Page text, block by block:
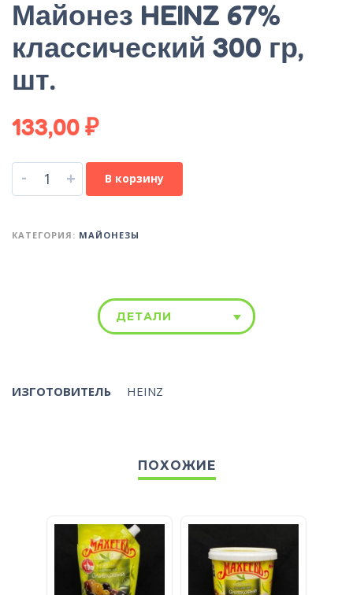
Майонез HEINZ 67%
классический 300 гр,
шт.
133,00₽
- + В корзину
КАТЕГОРИЯ: МАЙОНЕЗЫ
ДЕТАЛИ
ИЗГОТОВИТЕЛЬ HEINZ
ПОХОЖИЕ